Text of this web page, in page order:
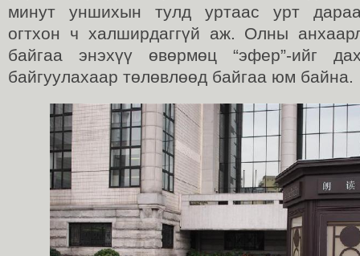
минут уншихын тулд уртаас урт
огтхон ч халширдаггүй аж. Олны
байгаа энэхүү өвөрмөц “эфер”-ийг
байгуулахаар төлөвлөөд байгаа юм байна.